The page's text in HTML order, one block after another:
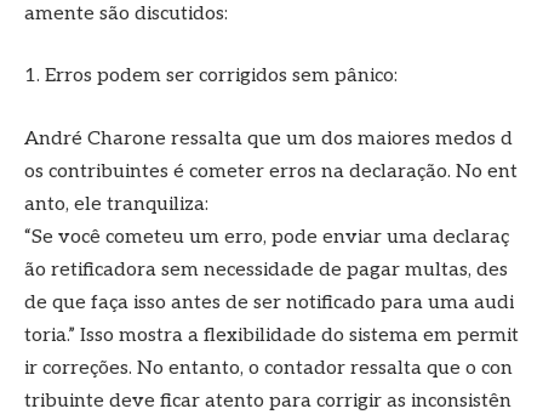
amente são discutidos:
1. Erros podem ser corrigidos sem pânico:
André Charone ressalta que um dos maiores medos d
os contribuintes é cometer erros na declaração. No ent
anto, ele tranquiliza:
“Se você cometeu um erro, pode enviar uma declaraç
ão retificadora sem necessidade de pagar multas, des
de que faça isso antes de ser notificado para uma audi
toria.” Isso mostra a flexibilidade do sistema em permit
ir correções. No entanto, o contador ressalta que o con
tribuinte deve ficar atento para corrigir as inconsistên